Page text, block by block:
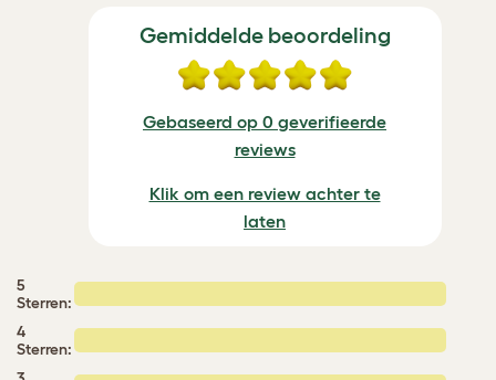
Gemiddelde beoordeling
Gebaseerd op 0 geverifieerde
reviews
Klik om een review achter te
laten
5
Sterren:
4
Sterren: